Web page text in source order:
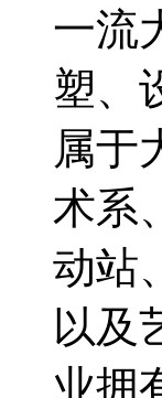
一流
塑、
属于
术系
动站
以及
业拥